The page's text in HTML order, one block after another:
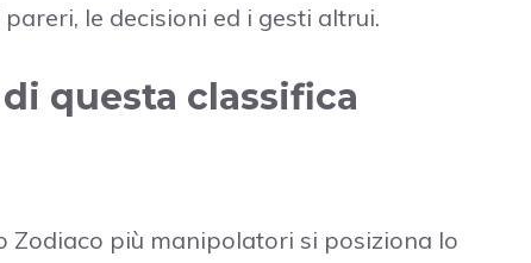
le decisioni ed i gesti altrui.
questa classifica
Zodiaco più manipolatori si posiziona lo